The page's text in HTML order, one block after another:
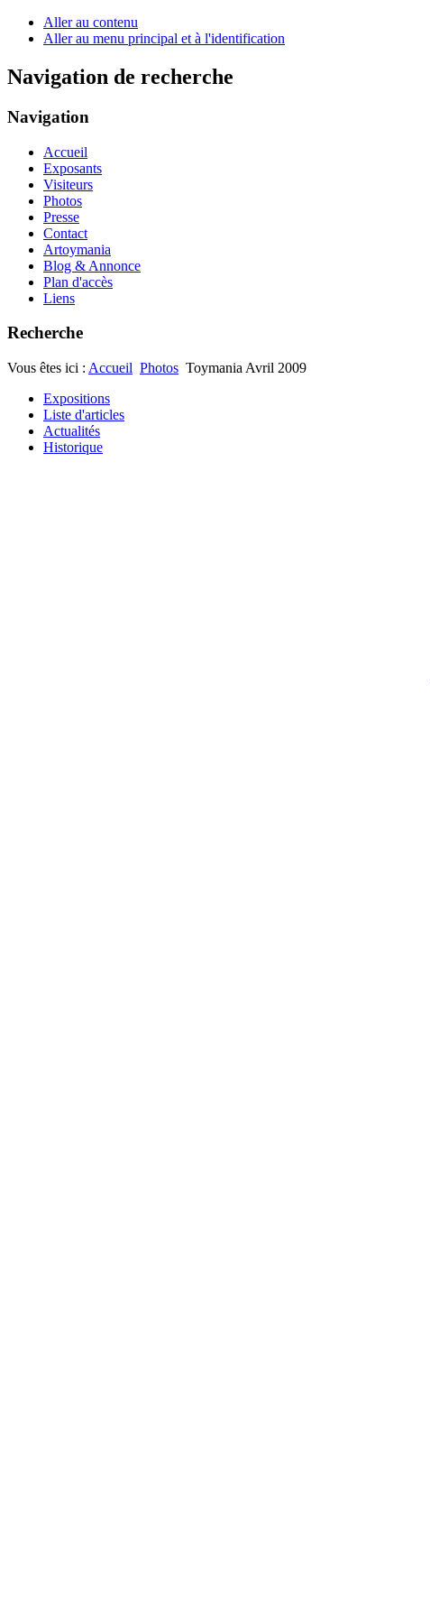
Aller au contenu
Aller au menu principal et à l'identification
Navigation de recherche
Navigation
Accueil
Exposants
Visiteurs
Photos
Presse
Contact
Artoymania
Blog & Annonce
Plan d'accès
Liens
Recherche
Vous êtes ici : Accueil Photos Toymania Avril 2009
Expositions
Liste d'articles
Actualités
Historique